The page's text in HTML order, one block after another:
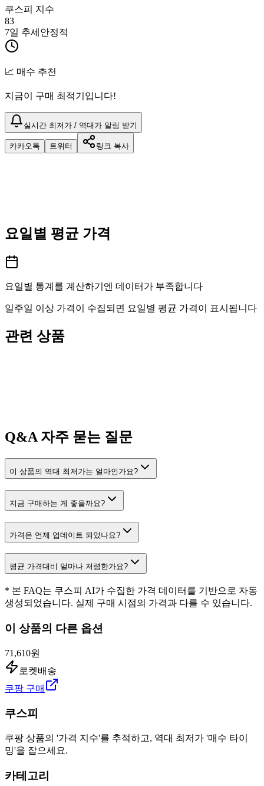
쿠스피 지수
83
7일 추세 안정적
📈 매수 추천
지금이 구매 최적기입니다!
실시간 최저가 / 역대가 알림 받기
카카오톡 트위터 링크 복사
요일별 평균 가격
요일별 통계를 계산하기엔 데이터가 부족합니다
일주일 이상 가격이 수집되면 요일별 평균 가격이 표시됩니다
관련 상품
Q&A자주 묻는 질문
이 상품의 역대 최저가는 얼마인가요?
지금 구매하는 게 좋을까요?
가격은 언제 업데이트 되었나요?
평균 가격대비 얼마나 저렴한가요?
* 본 FAQ는 쿠스피 AI가 수집한 가격 데이터를 기반으로 자동
생성되었습니다. 실제 구매 시점의 가격과 다를 수 있습니다.
이 상품의 다른 옵션
71,610원
로켓배송
쿠팡 구매
쿠스피
쿠팡 상품의 '가격 지수'를 추적하고, 역대 최저가 '매수 타이
밍'을 잡으세요.
카테고리